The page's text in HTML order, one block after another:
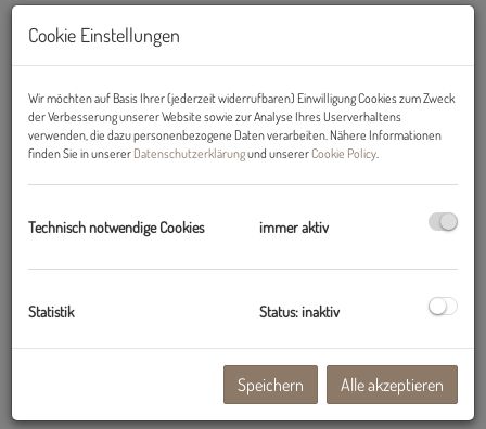
Beschreibung
IGLS: Sensationell vermietete 1-Zimmerwohnung mit niedrigen
Betriebskosten in schöner Wohngegend zu kaufen!
Die Wohnung ist mittels indexierten Mietvertrag um insgesamt
befindet sich im 2.Obergeschoss in einem gepflegten
Mehrparteienhaus mit insgesamt 10 Einheiten.
Cookie Einstellungen
Wir möchten auf Basis Ihrer (jederzeit widerrufbaren) Einwilligung Cookies zum Zweck
der Verbesserung unserer Website sowie zur Analyse Ihres Userverhaltens
verwenden, die dazu personenbezogene Daten verarbeiten. Nähere Informationen
finden Sie in unserer Datenschutzerklärungund unsererCookie Policy.
Technisch notwendige Cookies immer aktiv
Statistik Status: inaktiv
Speichern Alle akzeptieren